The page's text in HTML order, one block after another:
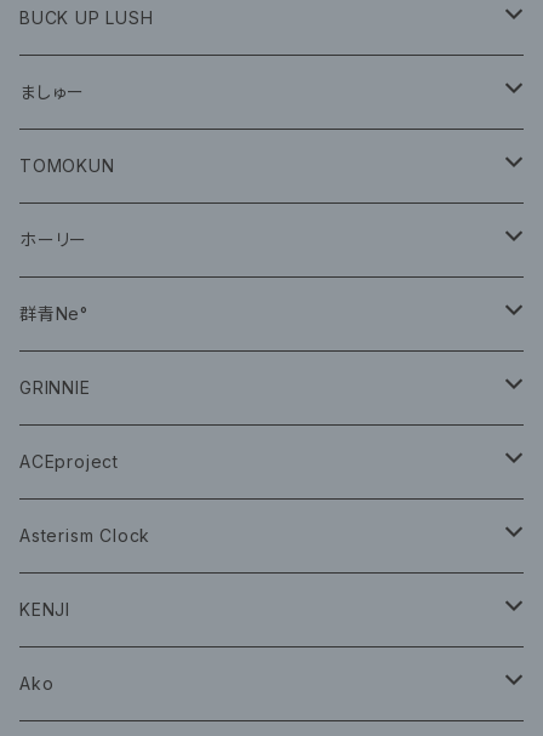
CD
BUCK UP LUSH
グッズ
CD
ましゅー
グッズ
TOMOKUN
CD
ホーリー
CD
群青Ne°
CD
グッズ
GRINNIE
グッズ
ACEproject
グッズ
CD
Asterism Clock
グッズ
KENJI
グッズ
Ako